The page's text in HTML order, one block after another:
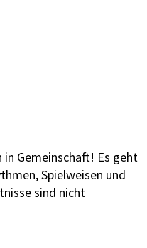
in Gemeinschaft! Es geht
Spielweisen und
sind nicht